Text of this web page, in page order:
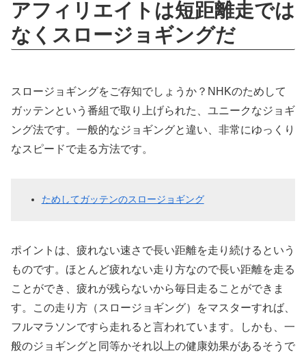
アフィリエイトは短距離走では
なくスロージョギングだ
スロージョギングをご存知でしょうか？NHKのためして
ガッテンという番組で取り上げられた、ユニークなジョギ
ング法です。一般的なジョギングと違い、非常にゆっくり
なスピードで走る方法です。
ためしてガッテンのスロージョギング
ポイントは、疲れない速さで長い距離を走り続けるという
ものです。ほとんど疲れない走り方なので長い距離を走る
ことができ、疲れが残らないから毎日走ることができま
す。この走り方（スロージョギング）をマスターすれば、
フルマラソンですら走れると言われています。しかも、一
般のジョギングと同等かそれ以上の健康効果があるそうで